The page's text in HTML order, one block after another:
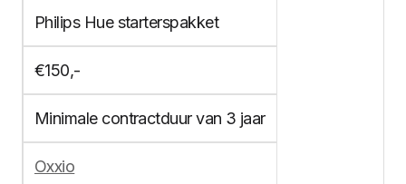
Philips Hue starterspakket
€150,-
Minimale contractduur van 3 jaar
Oxxio